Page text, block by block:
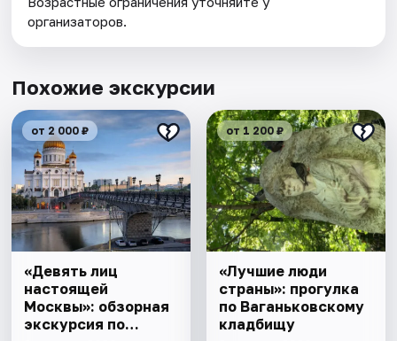
организаторов.
Похожие экскурсии
от 2 000 ₽
«Девять лиц
настоящей
Москвы»: обзорная
экскурсия по
от 1 200 ₽
«Лучшие люди
страны»: прогулка
по Ваганьковскому
кладбищу